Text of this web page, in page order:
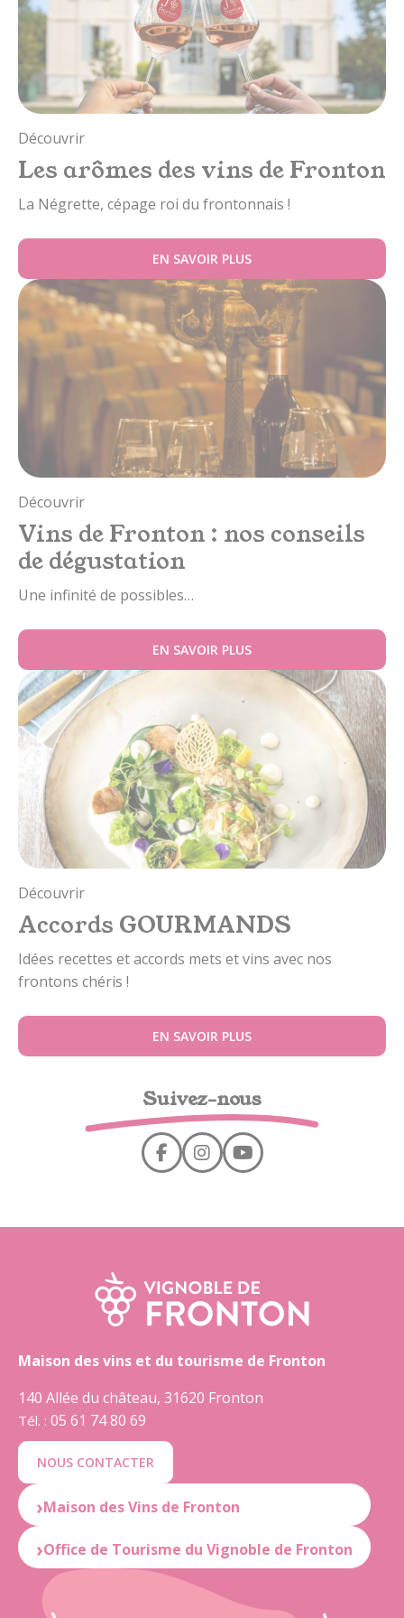
Découvrir
Les arômes des vins de Fronton
La Négrette, cépage roi du frontonnais !
EN SAVOIR PLUS
Découvrir
Vins de Fronton : nos conseils
de dégustation
Une infinité de possibles…
EN SAVOIR PLUS
Découvrir
Accords GOURMANDS
Idées recettes et accords mets et vins avec nos
frontons chéris !
EN SAVOIR PLUS
Suivez-nous
Maison des vins et du tourisme de Fronton
140 Allée du château, 31620 Fronton
Tél. : 05 61 74 80 69
NOUS CONTACTER
Maison des Vins de Fronton
OUVERT : du mardi au samedi
de 10:00 à 12:30 et de 14:30 à 19:00
FERMÉ : le lundi et dimanche
Office de Tourisme du Vignoble de Fronton
OUVERT : du mardi au samedi
de 10:00 à 12:30 et de 14:30 à 18:30